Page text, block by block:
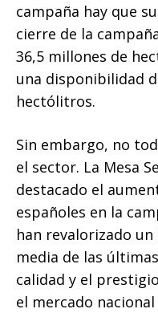
campaña hay que
cierre de la
36,5 millones de
una disponibilidad
hectólitros.
Sin embargo, no
el sector. La Mesa
destacado el
españoles en la
han revalorizado
media de las
calidad y el
el mercado